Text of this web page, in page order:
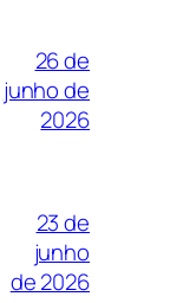
26 de
junho de
2026
23 de
junho
de 2026